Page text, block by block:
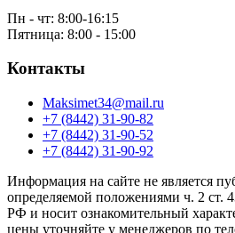
Пн - чт: 8:00-16:15
Пятница: 8:00 - 15:00
Контакты
Maksimet34@mail.ru
+7 (8442) 31-90-82
+7 (8442) 31-90-52
+7 (8442) 31-90-92
Информация на сайте не является
определяемой положениями ч. 2 ст.
РФ и носит ознакомительный
цены уточняйте у менеджеров по